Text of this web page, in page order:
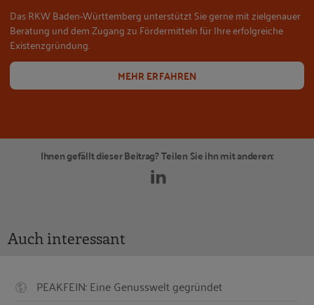
Das RKW Baden-Württemberg unterstützt Sie gerne mit zielgenauer
Beratung und dem Zugang zu Fördermitteln für Ihre erfolgreiche
Existenzgründung.
MEHR ERFAHREN
Ihnen gefällt dieser Beitrag? Teilen Sie ihn mit anderen:
Auch interessant
PEAKFEIN: Eine Genusswelt gegründet